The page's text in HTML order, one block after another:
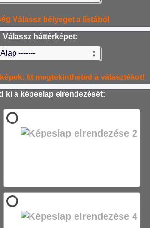
Válassz bélyeget a listából
Válassz háttérképet:
Itt megtekintheted a választékot!
ki a képeslap elrendezését: